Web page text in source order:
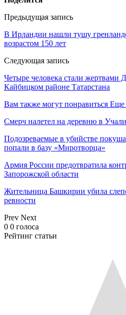
Предыдущая запись
В Ирландии нашли тушу
возрастом 150 лет
Следующая запись
Четыре человека стали жертвами
Кайбицком районе Татарстана
Вам также могут понравиться Еще
Смерч налетел на деревню в
Подозреваемые в убийстве
попали в базу «Миротворца»
Армия России предотвратила
Запорожской области
Жительница Башкирии убила
ревности
Prev Next
0 0 голоса
Рейтинг статьи